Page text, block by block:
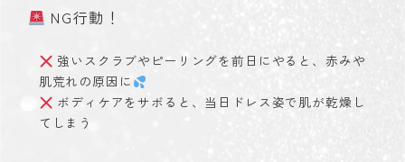
NG行動！
強いスクラブやピーリングを前日にやると、赤みや
肌荒れの原因に
ボディケアをサボると、当日ドレス姿で肌が乾燥し
てしまう